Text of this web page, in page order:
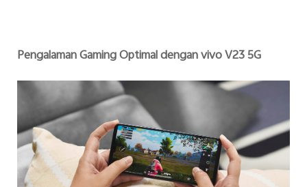
Pengalaman Gaming Optimal dengan vivo V23 5G